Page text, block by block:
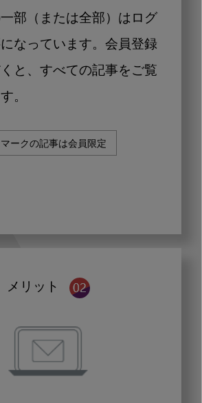
部（または全部）はログ
なっています。会員登録
と、すべての記事をご覧
。
マークの記事は会員限定
メリット